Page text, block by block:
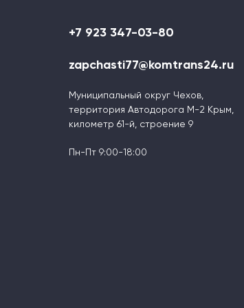
+7 923 347-03-80
zapchasti77@komtrans24.ru
Муниципальный округ Чехов,
территория Автодорога М-2 Крым,
километр 61-й, строение 9
Пн-Пт 9:00-18:00